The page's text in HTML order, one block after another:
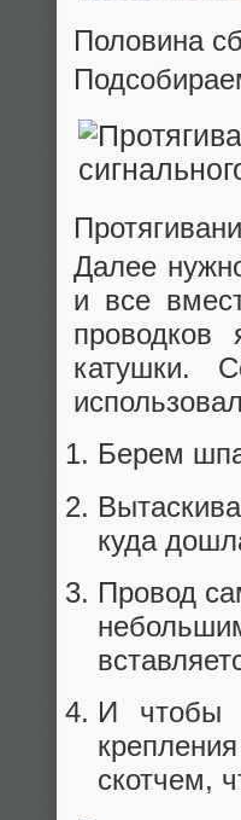
Половина
Далее
и все
проводков
катушки.
Берем
куда
Провод
И чтобы
скотчем,